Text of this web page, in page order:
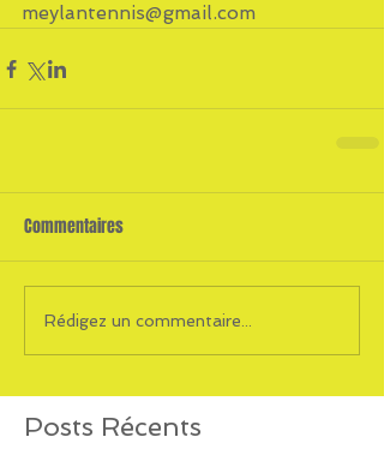
meylantennis@gmail.com
Commentaires
Rédigez un commentaire...
Posts Récents